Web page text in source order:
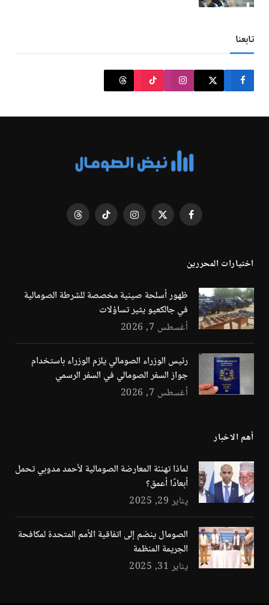
تابعنا
فيسبوك X
الانستغرامتيكتوك Threads
اختيارات المحررين
ظهور أسلحة صينية مخصصة للشرطة الصومالية
في جالكعيو يثير تساؤلات
أغسطس 7, 2026
رئيس الوزراء الصومالي يلزم الوزراء باستخدام
جواز السفر الصومالي في السفر الرسمي
أغسطس 7, 2026
أهم الاخبار
لماذا تهنئة المعارضة الصومالية لأحمد مدوبي تحمل
أبعادًا أعمق؟
يناير 29, 2025
الصومال ينضم إلى اتفاقية الأمم المتحدة لمكافحة
الجريمة المنظمة
يناير 31, 2025